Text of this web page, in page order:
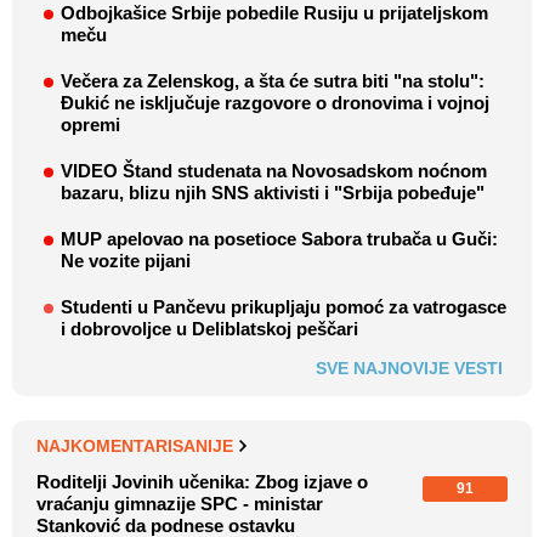
Odbojkašice Srbije pobedile Rusiju u prijateljskom
meču
Večera za Zelenskog, a šta će sutra biti "na stolu":
Đukić ne isključuje razgovore o dronovima i vojnoj
opremi
VIDEO Štand studenata na Novosadskom noćnom
bazaru, blizu njih SNS aktivisti i "Srbija pobeđuje"
MUP apelovao na posetioce Sabora trubača u Guči:
Ne vozite pijani
Studenti u Pančevu prikupljaju pomoć za vatrogasce
i dobrovoljce u Deliblatskoj peščari
SVE NAJNOVIJE VESTI
NAJKOMENTARISANIJE
Roditelji Jovinih učenika: Zbog izjave o
vraćanju gimnazije SPC - ministar
Stanković da podnese ostavku
91